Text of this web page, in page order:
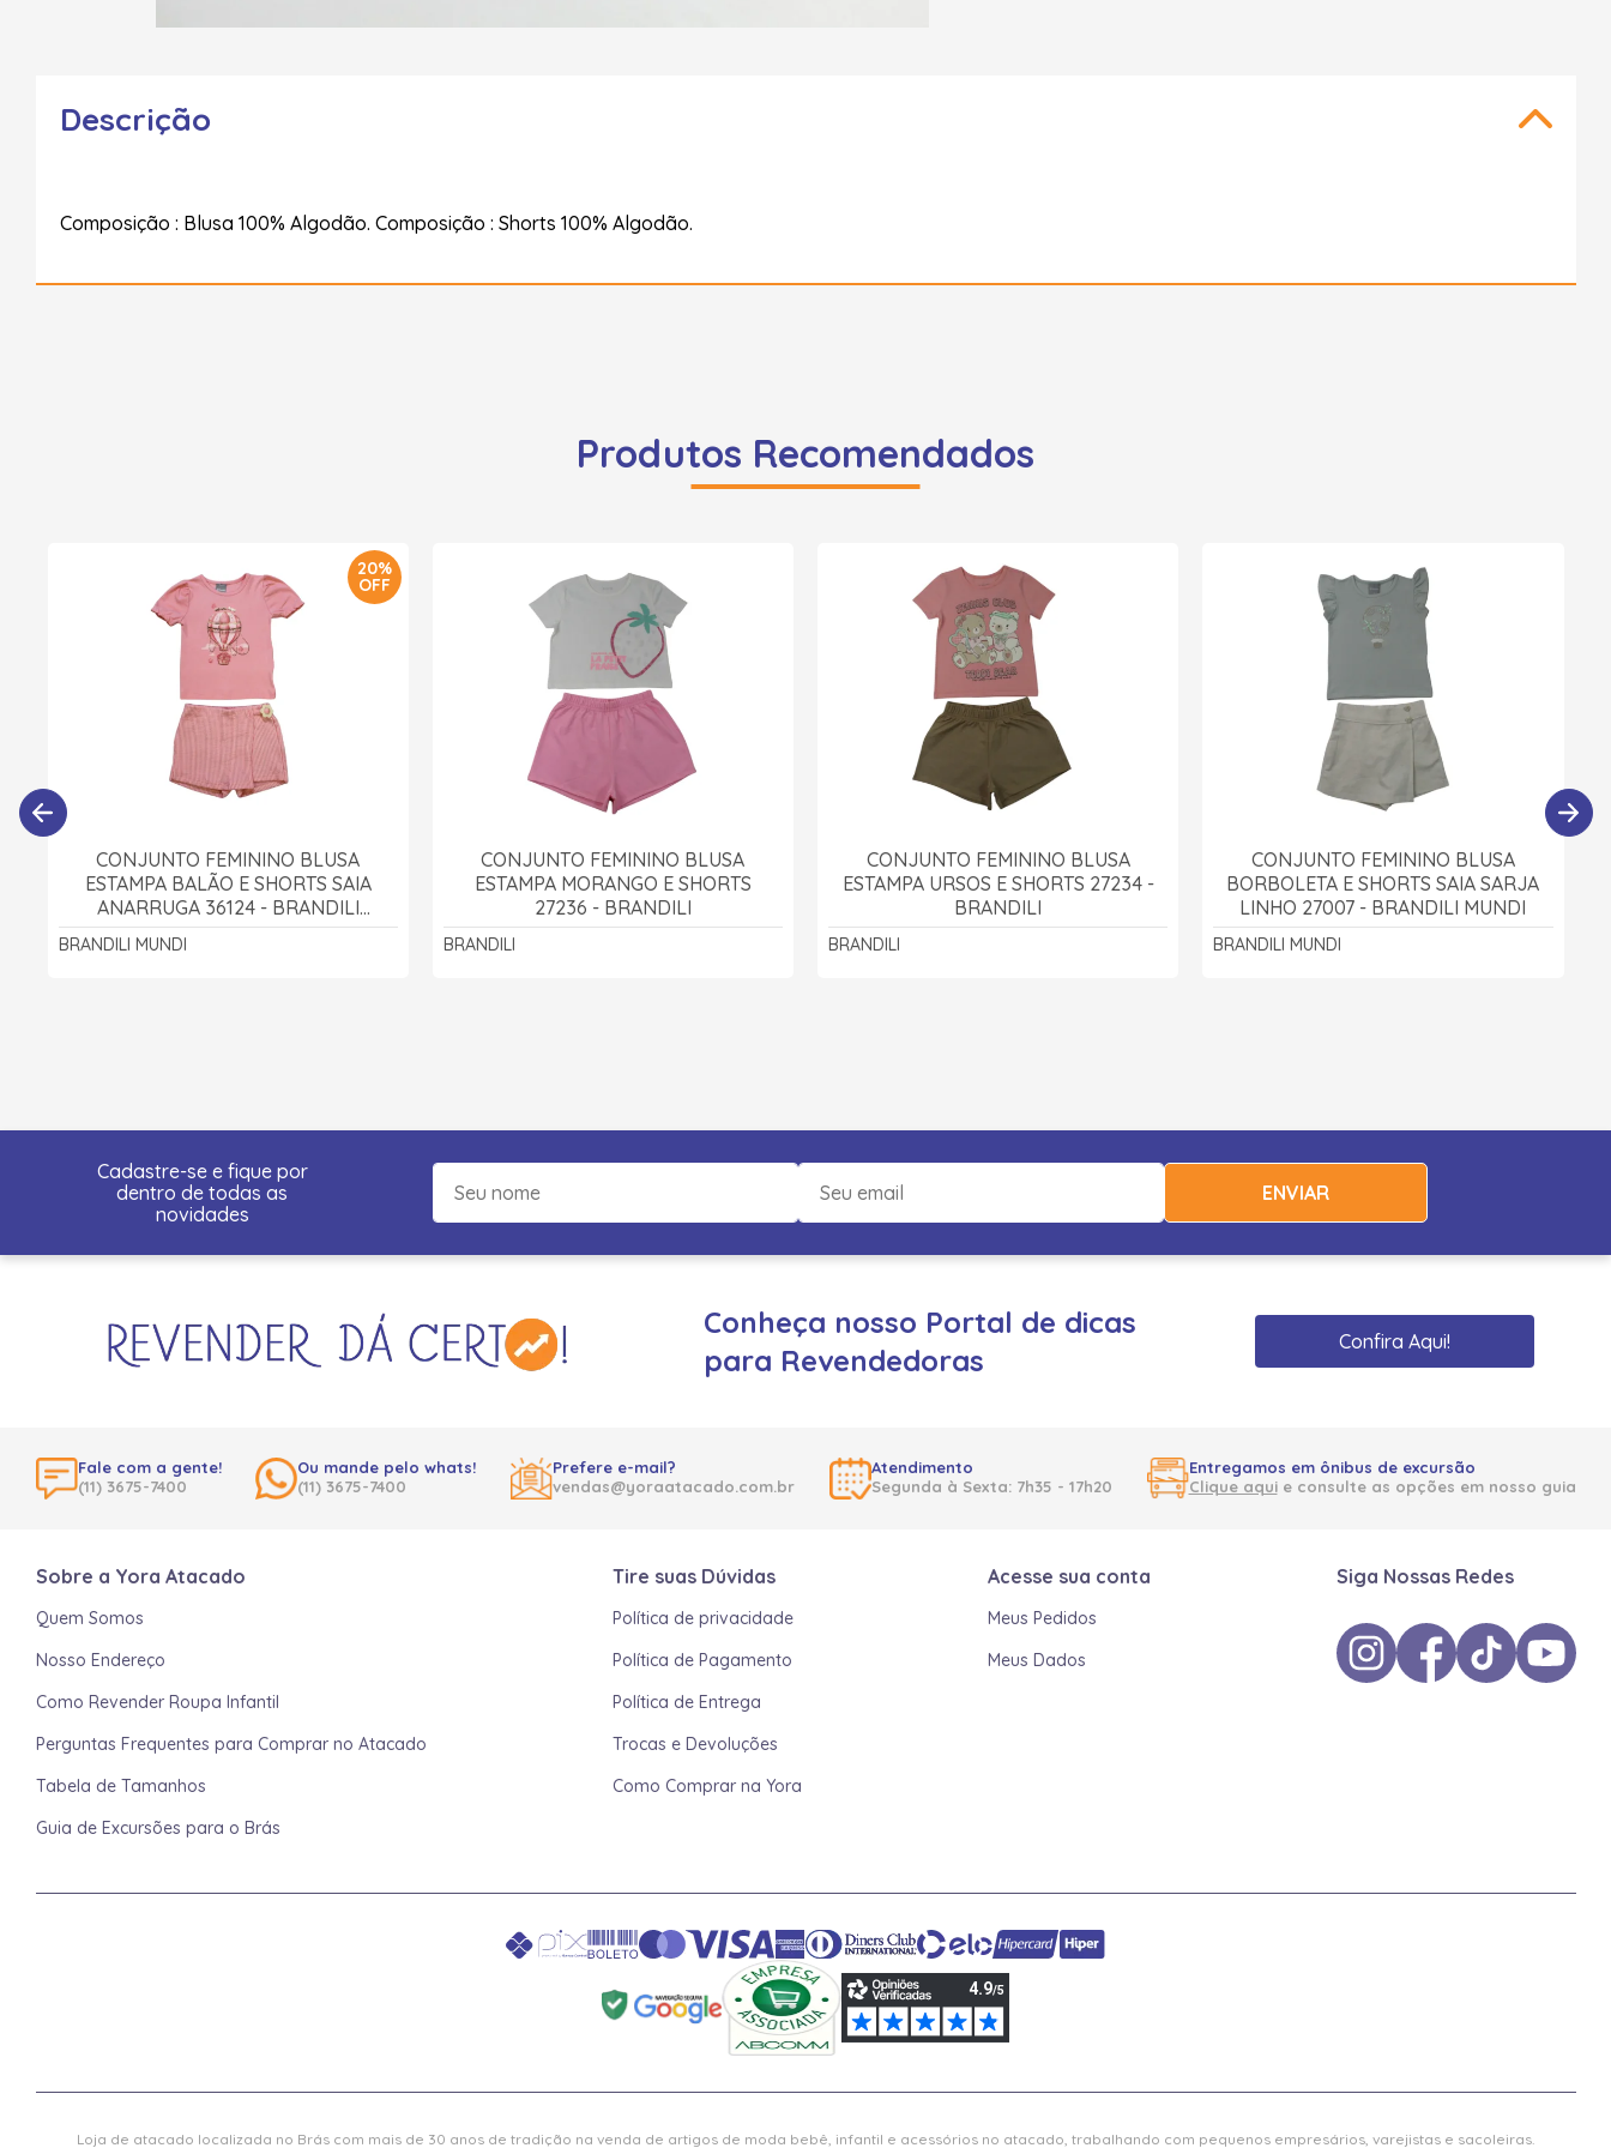
Descrição
Composição : Blusa 100% Algodão. Composição : Shorts 100% Algodão.
Produtos Recomendados
20%
OFF
CONJUNTO FEMININO BLUSA
ESTAMPA BALÃO E SHORTS SAIA
ANARRUGA 36124 - BRANDILI
MUNDI
BRANDILI MUNDI
CONJUNTO FEMININO BLUSA
ESTAMPA MORANGO E SHORTS
27236 - BRANDILI
BRANDILI
CONJUNTO FEMININO BLUSA
ESTAMPA URSOS E SHORTS 27234 -
BRANDILI
BRANDILI
CONJUNTO FEMININO BLUSA
BORBOLETA E SHORTS SAIA SARJA
LINHO 27007 - BRANDILI MUNDI
BRANDILI MUNDI
Cadastre-se e fique por
dentro de todas as
novidades
ENVIAR
Conheça nosso Portal de dicas
para Revendedoras
Confira Aqui!
Fale com a gente!
(11) 3675-7400
Ou mande pelo whats!
(11) 3675-7400
Prefere e-mail?
vendas@yoraatacado.com.br
Atendimento
Segunda à Sexta: 7h35 - 17h20
Entregamos em ônibus de excursão
Clique aquie consulte as opções em nosso guia
Sobre a Yora Atacado
Quem Somos
Nosso Endereço
Como Revender Roupa Infantil
Perguntas Frequentes para Comprar no Atacado
Tabela de Tamanhos
Guia de Excursões para o Brás
Tire suas Dúvidas
Política de privacidade
Política de Pagamento
Política de Entrega
Trocas e Devoluções
Como Comprar na Yora
Acesse sua conta
Meus Pedidos
Meus Dados
Siga Nossas Redes
Loja de atacado localizada no Brás com mais de 30 anos de tradição na venda de artigos de moda bebê, infantil e acessórios no atacado, trabalhando com pequenos empresários, varejistas e sacoleiras.